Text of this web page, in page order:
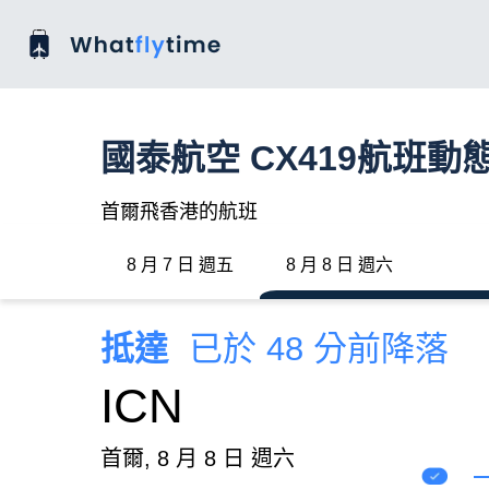
國泰航空 CX419航班動
首爾飛香港的航班
8 月 7 日 週五 8 月 8 日 週六
抵達 已於 48 分前降落
ICN
首爾, 8 月 8 日 週六